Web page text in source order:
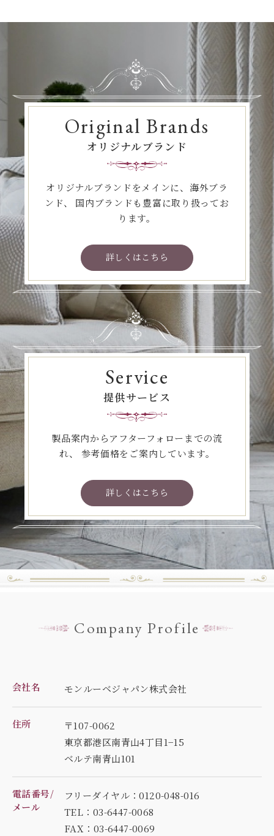
Original Brands
オリジナルブランド
オリジナルブランドをメインに、海外ブラ
ンド、
国内ブランドも豊富に取り扱ってお
ります。
詳しくはこちら
Service
提供サービス
製品案内からアフターフォローまでの流
れ、
参考価格をご案内しています。
詳しくはこちら
Company Profile
会社名 モンルーベジャパン株式会社
住所
〒107-0062
東京都港区南青山4丁目1−15
ベルテ南青山101
電話番号/
メール
フリーダイヤル：0120-048-016
TEL：03-6447-0068
FAX：03-6447-0069